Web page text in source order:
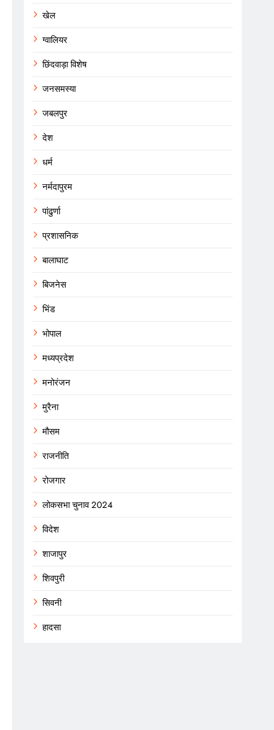
खेल
ग्वालियर
छिंदवाड़ा विशेष
जनसमस्या
जबलपुर
देश
धर्म
नर्मदापुरम
पांढुर्णा
प्रशासनिक
बालाघाट
बिजनेस
भिंड
भोपाल
मध्यप्रदेश
मनोरंजन
मुरैना
मौसम
राजनीति
रोजगार
लोकसभा चुनाव 2024
विदेश
शाजापुर
शिवपुरी
सिवनी
हादसा